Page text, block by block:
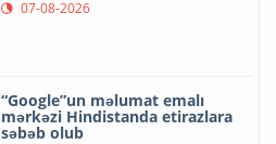
07-08-2026
“Google”un məlumat emalı
mərkəzi Hindistanda etirazlara
səbəb olub